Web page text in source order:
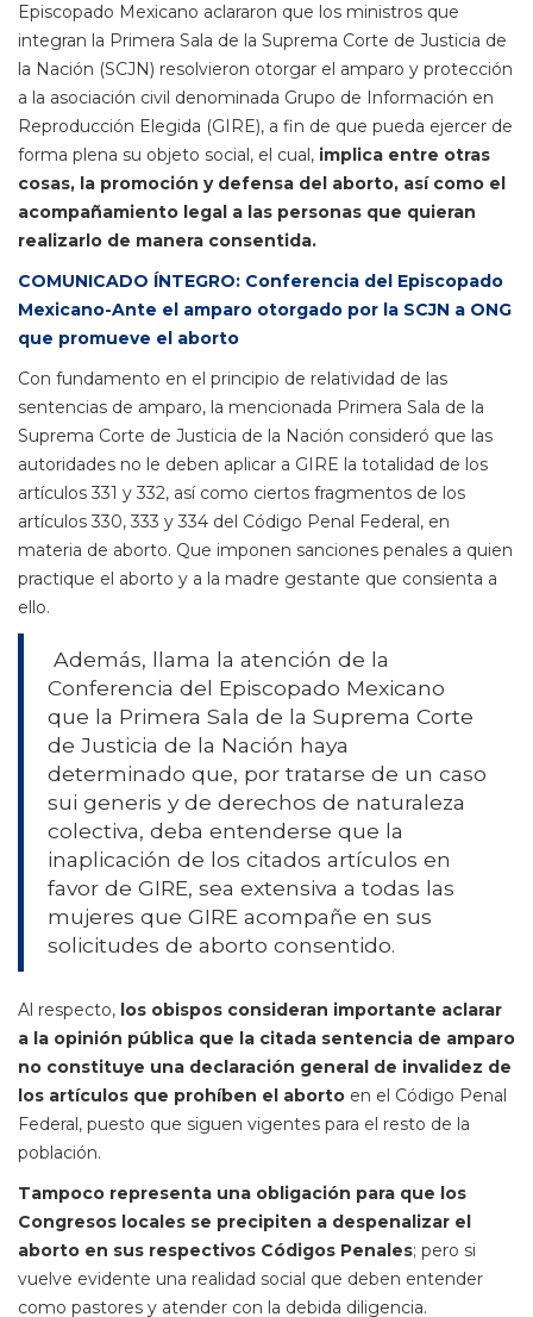
Episcopado Mexicano aclararon que los ministros que
integran la Primera Sala de la Suprema Corte de Justicia de
la Nación (SCJN) resolvieron otorgar el amparo y protección
a la asociación civil denominada Grupo de Información en
Reproducción Elegida (GIRE), a fin de que pueda ejercer de
forma plena su objeto social, el cual, implica entre otras
cosas, la promoción y defensa del aborto, así como el
acompañamiento legal a las personas que quieran
realizarlo de manera consentida.
COMUNICADO ÍNTEGRO: Conferencia del Episcopado
Mexicano-Ante el amparo otorgado por la SCJN a ONG
que promueve el aborto
Con fundamento en el principio de relatividad de las
sentencias de amparo, la mencionada Primera Sala de la
Suprema Corte de Justicia de la Nación consideró que las
autoridades no le deben aplicar a GIRE la totalidad de los
artículos 331 y 332, así como ciertos fragmentos de los
artículos 330, 333 y 334 del Código Penal Federal, en
materia de aborto. Que imponen sanciones penales a quien
practique el aborto y a la madre gestante que consienta a
ello.
Además, llama la atención de la
Conferencia del Episcopado Mexicano
que la Primera Sala de la Suprema Corte
de Justicia de la Nación haya
determinado que, por tratarse de un caso
sui generis y de derechos de naturaleza
colectiva, deba entenderse que la
inaplicación de los citados artículos en
favor de GIRE, sea extensiva a todas las
mujeres que GIRE acompañe en sus
solicitudes de aborto consentido.
Al respecto, los obispos consideran importante aclarar
a la opinión pública que la citada sentencia de amparo
no constituye una declaración general de invalidez de
los artículos que prohíben el aborto en el Código Penal
Federal, puesto que siguen vigentes para el resto de la
población.
Tampoco representa una obligación para que los
Congresos locales se precipiten a despenalizar el
aborto en sus respectivos Códigos Penales; pero si
vuelve evidente una realidad social que deben entender
como pastores y atender con la debida diligencia.